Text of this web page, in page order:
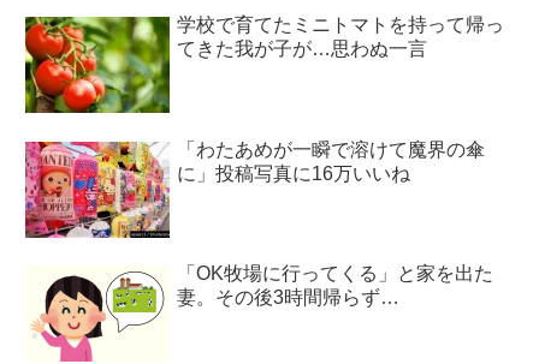
学校で育てたミニトマトを持って帰っ
てきた我が子が…思わぬ一言
「わたあめが一瞬で溶けて魔界の傘
に」投稿写真に16万いいね
「OK牧場に行ってくる」と家を出た
妻。その後3時間帰らず…